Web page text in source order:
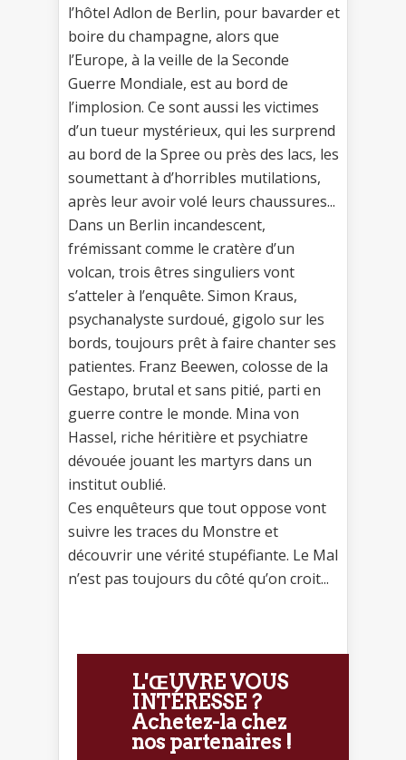
l’hôtel Adlon de Berlin, pour bavarder et
boire du champagne, alors que
l’Europe, à la veille de la Seconde
Guerre Mondiale, est au bord de
l’implosion. Ce sont aussi les victimes
d’un tueur mystérieux, qui les surprend
au bord de la Spree ou près des lacs, les
soumettant à d’horribles mutilations,
après leur avoir volé leurs chaussures...
Dans un Berlin incandescent,
frémissant comme le cratère d’un
volcan, trois êtres singuliers vont
s’atteler à l’enquête. Simon Kraus,
psychanalyste surdoué, gigolo sur les
bords, toujours prêt à faire chanter ses
patientes. Franz Beewen, colosse de la
Gestapo, brutal et sans pitié, parti en
guerre contre le monde. Mina von
Hassel, riche héritière et psychiatre
dévouée jouant les martyrs dans un
institut oublié.
Ces enquêteurs que tout oppose vont
suivre les traces du Monstre et
découvrir une vérité stupéfiante. Le Mal
n’est pas toujours du côté qu’on croit...
L'ŒUVRE VOUS
INTÉRESSE ?
Achetez-la chez
nos partenaires !